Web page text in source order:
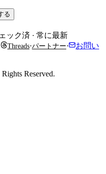
る
ック済 · 常に最新
Threads·パートナー·
お問い
Reserved.